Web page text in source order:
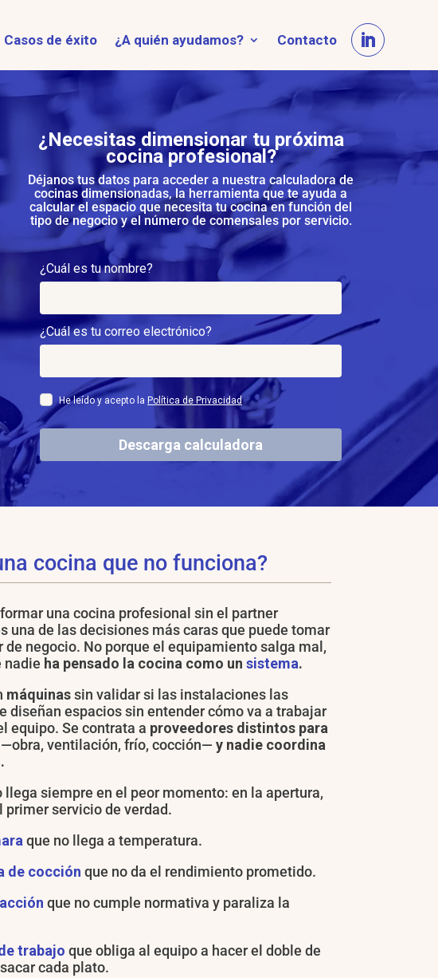
Casos de éxito ¿A quién ayudamos? Contacto
¿Necesitas dimensionar tu próxima
cocina profesional?
Déjanos tus datos para acceder a nuestra calculadora de
cocinas dimensionadas, la herramienta que te ayuda a
calcular el espacio que necesita tu cocina en función del
tipo de negocio y el número de comensales por servicio.
¿Cuál es tu nombre?
¿Cuál es tu correo electrónico?
He leído y acepto la Política de Privacidad
Descarga calculadora
cocina que no funciona?
una cocina profesional sin el partner
una de las decisiones más caras que puede tomar
de negocio. No porque el equipamiento salga mal,
nadie ha pensado la cocina como un sistema.
máquinassin validar si las instalaciones las
diseñan espacios sin entender cómo va a trabajar
equipo. Se contrata a proveedores distintos para
ventilación, frío, cocción— y nadie coordina
.
llega siempre en el peor momento: en la apertura,
primer servicio de verdad.
que no llega a temperatura.
de cocción que no da el rendimiento prometido.
que no cumple normativa y paraliza la
trabajo que obliga al equipo a hacer el doble de
cada plato.